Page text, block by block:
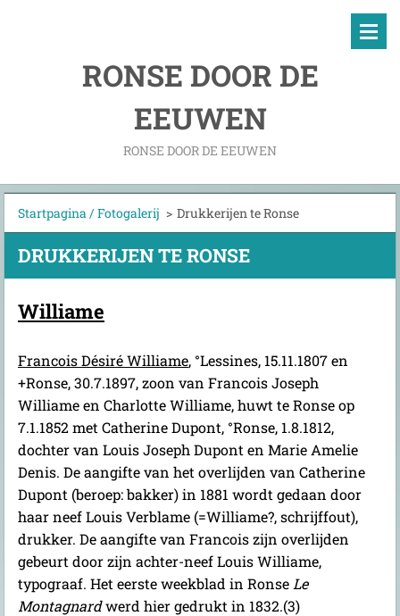
RONSE DOOR DE
EEUWEN
RONSE DOOR DE EEUWEN
Startpagina / Fotogalerij > Drukkerijen te Ronse
DRUKKERIJEN TE RONSE
Williame
Francois Désiré Williame, °Lessines, 15.11.1807 en
+Ronse, 30.7.1897, zoon van Francois Joseph
Williame en Charlotte Williame, huwt te Ronse op
7.1.1852 met Catherine Dupont, °Ronse, 1.8.1812,
dochter van Louis Joseph Dupont en Marie Amelie
Denis. De aangifte van het overlijden van Catherine
Dupont (beroep: bakker) in 1881 wordt gedaan door
haar neef Louis Verblame (=Williame?, schrijffout),
drukker. De aangifte van Francois zijn overlijden
gebeurt door zijn achter-neef Louis Williame,
typograaf. Het eerste weekblad in Ronse Le
Montagnardwerd hier gedrukt in 1832.(3)